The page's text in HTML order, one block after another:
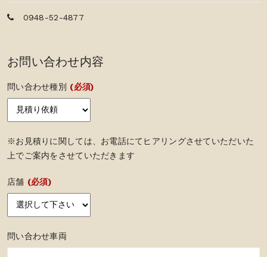
0948-52-4877
お問い合わせ内容
問い合わせ種別 (必須)
※お見積りに関しては、お電話にてヒアリングさせていただいた
上でご案内をさせていただきます
店舗 (必須)
問い合わせ車両